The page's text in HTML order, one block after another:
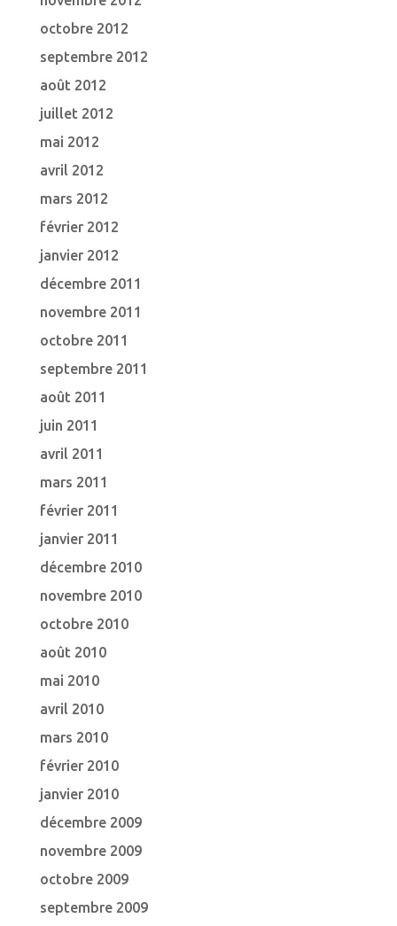
octobre 2012
septembre 2012
août 2012
juillet 2012
mai 2012
avril 2012
mars 2012
février 2012
janvier 2012
décembre 2011
novembre 2011
octobre 2011
septembre 2011
août 2011
juin 2011
avril 2011
mars 2011
février 2011
janvier 2011
décembre 2010
novembre 2010
octobre 2010
août 2010
mai 2010
avril 2010
mars 2010
février 2010
janvier 2010
décembre 2009
novembre 2009
octobre 2009
septembre 2009